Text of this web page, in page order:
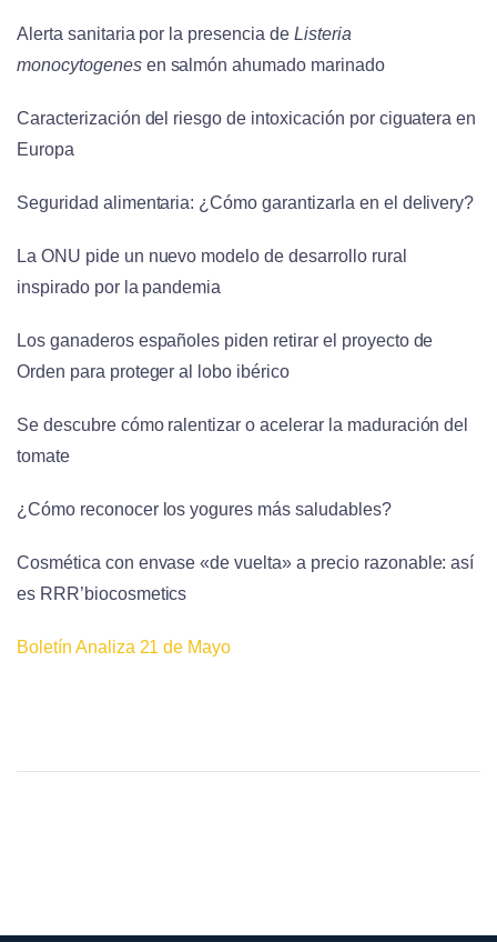
Alerta sanitaria por la presencia de Listeria
monocytogenesen salmón ahumado marinado
Caracterización del riesgo de intoxicación por ciguatera en
Europa
Seguridad alimentaria: ¿Cómo garantizarla en el delivery?
La ONU pide un nuevo modelo de desarrollo rural
inspirado por la pandemia
Los ganaderos españoles piden retirar el proyecto de
Orden para proteger al lobo ibérico
Se descubre cómo ralentizar o acelerar la maduración del
tomate
¿Cómo reconocer los yogures más saludables?
Cosmética con envase «de vuelta» a precio razonable: así
es RRR’biocosmetics
Boletín Analiza 21 de Mayo